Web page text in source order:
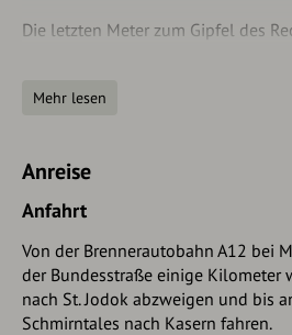
Die letzten Meter zum Gipfel des
höchsten Gipfel der Tuxer Alpen,
Abstieg am gleichen Weg oder über
Mehr lesen
Anreise
Anfahrt
Von der Brennerautobahn A12 bei
der Bundesstraße einige Kilometer
nach St. Jodok abzweigen und bis
Schmirntales nach Kasern fahren.